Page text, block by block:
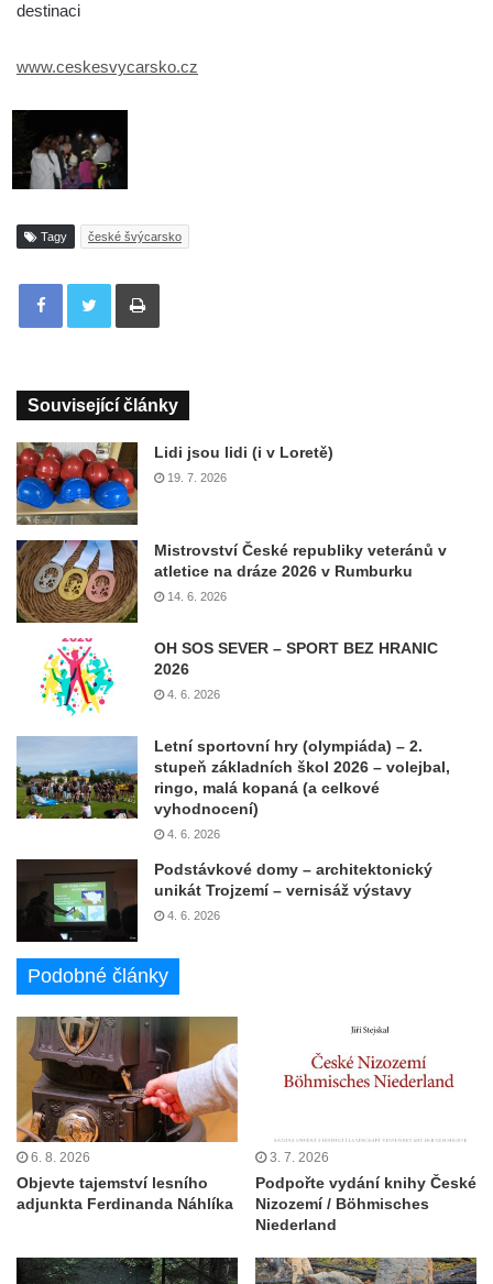
destinaci
www.ceskesvycarsko.cz
Tagy české švýcarsko
Tisknout
Související články
Lidi jsou lidi (i v Loretě)
19. 7. 2026
Mistrovství České republiky veteránů v
atletice na dráze 2026 v Rumburku
14. 6. 2026
OH SOS SEVER – SPORT BEZ HRANIC
2026
4. 6. 2026
Letní sportovní hry (olympiáda) – 2.
stupeň základních škol 2026 – volejbal,
ringo, malá kopaná (a celkové
vyhodnocení)
4. 6. 2026
Podstávkové domy – architektonický
unikát Trojzemí – vernisáž výstavy
4. 6. 2026
Podobné články
6. 8. 2026
Objevte tajemství lesního
adjunkta Ferdinanda Náhlíka
3. 7. 2026
Podpořte vydání knihy České
Nizozemí / Böhmisches
Niederland